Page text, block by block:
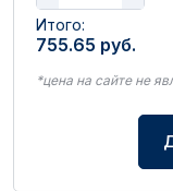
Итого:
755.65 руб.
*цена на сайте не